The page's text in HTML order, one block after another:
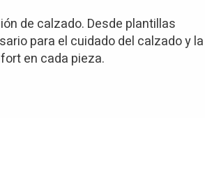
de calzado. Desde plantillas
para el cuidado del calzado y la
en cada pieza.